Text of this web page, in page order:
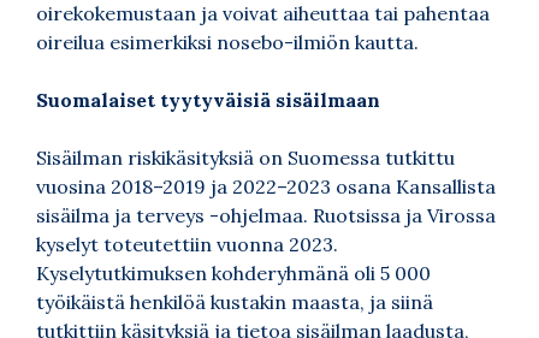
oirekokemustaan ja voivat aiheuttaa tai pahentaa
oireilua esimerkiksi nosebo-ilmiön kautta.
Suomalaiset tyytyväisiä sisäilmaan
Sisäilman riskikäsityksiä on Suomessa tutkittu
vuosina 2018–2019 ja 2022–2023 osana Kansallista
sisäilma ja terveys -ohjelmaa. Ruotsissa ja Virossa
kyselyt toteutettiin vuonna 2023.
Kyselytutkimuksen kohderyhmänä oli 5 000
työikäistä henkilöä kustakin maasta, ja siinä
tutkittiin käsityksiä ja tietoa sisäilman laadusta,